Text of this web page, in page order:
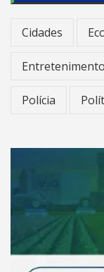
Cidades
Entretenimento
Polícia